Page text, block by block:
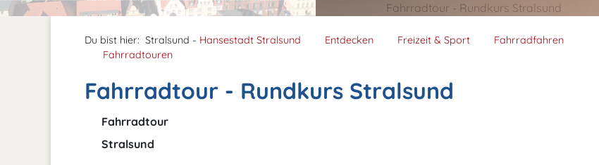
Fahrradtour - Rundkurs Stralsund
Du bist hier: Stralsund - Hansestadt Stralsund Entdecken Freizeit & Sport
Fahrradfahren
Fahrradtouren
Fahrradtour - Rundkurs Stralsund
Fahrradtour
Stralsund